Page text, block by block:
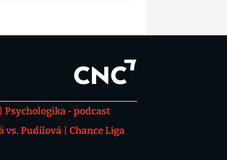
Psychologika - podcast
vs. Pudilová
Chance Liga